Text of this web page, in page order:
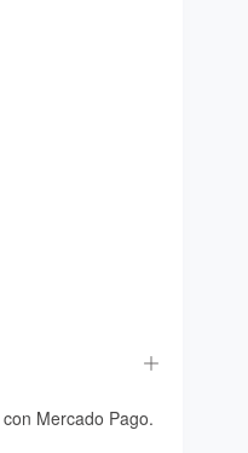
con Mercado Pago.